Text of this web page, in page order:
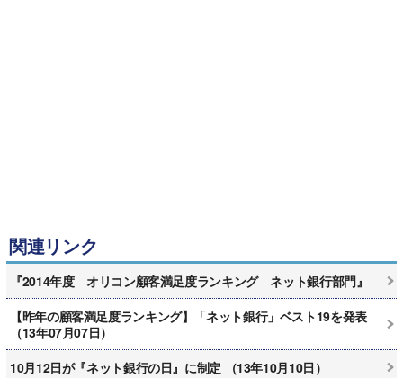
関連リンク
『2014年度 オリコン顧客満足度ランキング ネット銀行部門』
【昨年の顧客満足度ランキング】「ネット銀行」ベスト19を発表
（13年07月07日）
10月12日が『ネット銀行の日』に制定 （13年10月10日）